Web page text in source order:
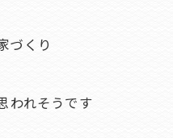
づくり
われそうです